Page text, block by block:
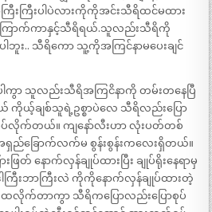
းကြီးပါပဲလားကိုကိုအင်းသီရိထင်မထား
ြောက်ကာနှင့်သီရိရယ်.သူလည်းသီရိကို
ါဘူး.. သီရိကော သူ့ကိုအကြင်နာမပေးချင်
ာ သူလည်းသီရိအကြငိနာကို တမ်းတနေပြီ
ယ် ကိုယ့်ချစ်သူရဲ့ဥစ္စာပဲလေ သီရိလည်းပြော
စုပ်လိုက်တယ်။ ကျနော်လီးဟာ လုံးပတ်တစ်
ည်ခြောက်လက်မ စွန်းစွန်းကလေးရှိတယ်။
တ် နောက်လှန်ချုပ်ထားပြီး ချုပ်ရိုးနေရာမှ
းဘာကြီးလဲ ကိုကိုနောက်လှန်ချုပ်ထားတဲ့
လိုက်တာကွာ သီရိကပြောလည်းပြောစုပ်